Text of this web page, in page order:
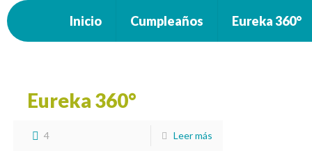
Inicio Cumpleaños Eureka 360°
Eureka 360°
4 Leer más